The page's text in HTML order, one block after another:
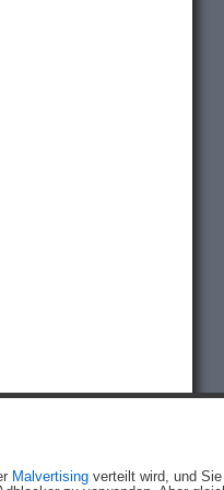
Malvertising verteilt wird, und